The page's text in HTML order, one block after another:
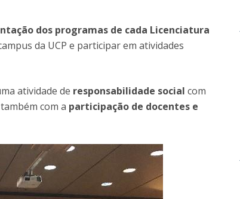
dos programas de cada Licenciatura
da UCP e participar em atividades
atividade de responsabilidade social com
com a participação de docentes e